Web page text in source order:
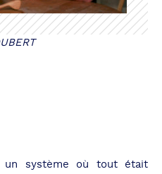
un système où tout était